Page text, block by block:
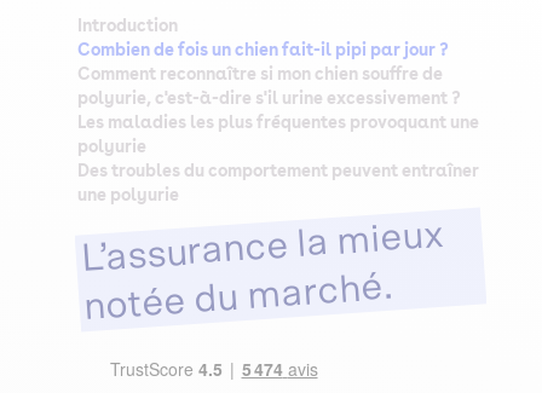
Introduction
Combien de fois un chien fait-il pipi par jour ?
Comment reconnaître si mon chien souffre de
polyurie, c'est-à-dire s'il urine excessivement ?
Les maladies les plus fréquentes provoquant une
polyurie
Des troubles du comportement peuvent entraîner
une polyurie
L’assurance la mieux
notée du marché.